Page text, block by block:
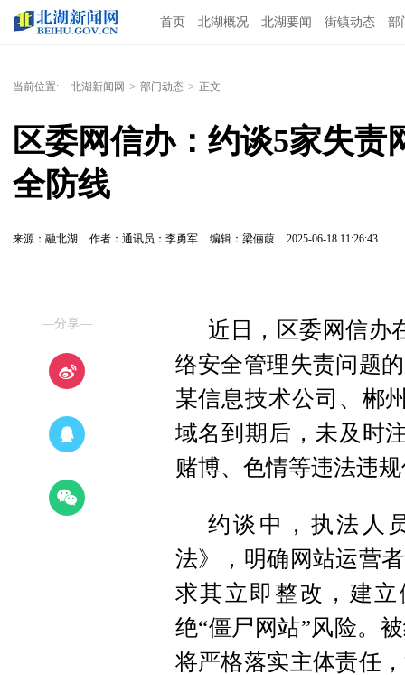
首页 北湖概况 北湖要闻 街镇动态 部
当前位置: 北湖新闻网 > 部门动态 > 正文
区委网信办：约谈5家失
全防线
来源：融北湖 作者：通讯员：李勇军 编辑：梁俪葭 2025-06-18 11:26:43
—分享—
近日，区委网信办
络安全管理失责问题
某信息技术公司、郴
域名到期后，未及时
赌博、色情等违法违
约谈中，执法人
法》，明确网站运营
求其立即整改，建
绝“僵尸网站”风险。
将严格落实主体责任